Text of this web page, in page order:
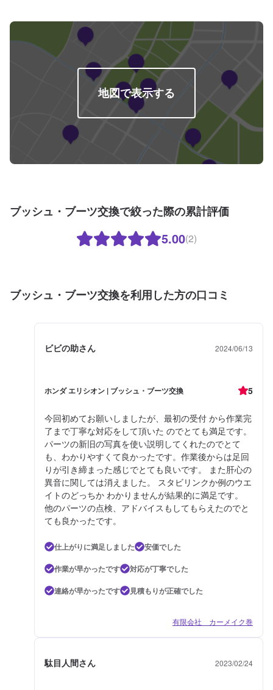
地図で表示する
ブッシュ・ブーツ交換で絞った際の累計評価
5.00(2)
ブッシュ・ブーツ交換を利用した方の口コミ
ビビの助さん 2024/06/13
ホンダ エリシオン | ブッシュ・ブーツ交換 5
今回初めてお願いしましたが、最初の受付 から作業完
了まで丁寧な対応をして頂いた のでとても満足です。
パーツの新旧の写真を使い説明してくれたのでとて
も、わかりやすくて良かったです。作業後からは足回
りが引き締まった感じでとても良いです。 また肝心の
異音に関しては消えました。 スタビリンクか例のウエ
イトのどっちか わかりませんが結果的に満足です。
他のパーツの点検、アドバイスもしてもらえたのでと
ても良かったです。
仕上がりに満足しました
安価でした
作業が早かったです
対応が丁寧でした
連絡が早かったです
見積もりが正確でした
有限会社 カーメイク巻
駄目人間さん 2023/02/24